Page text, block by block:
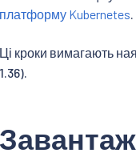
платформу Kubernetes.
Ці кроки вимагають
1.36).